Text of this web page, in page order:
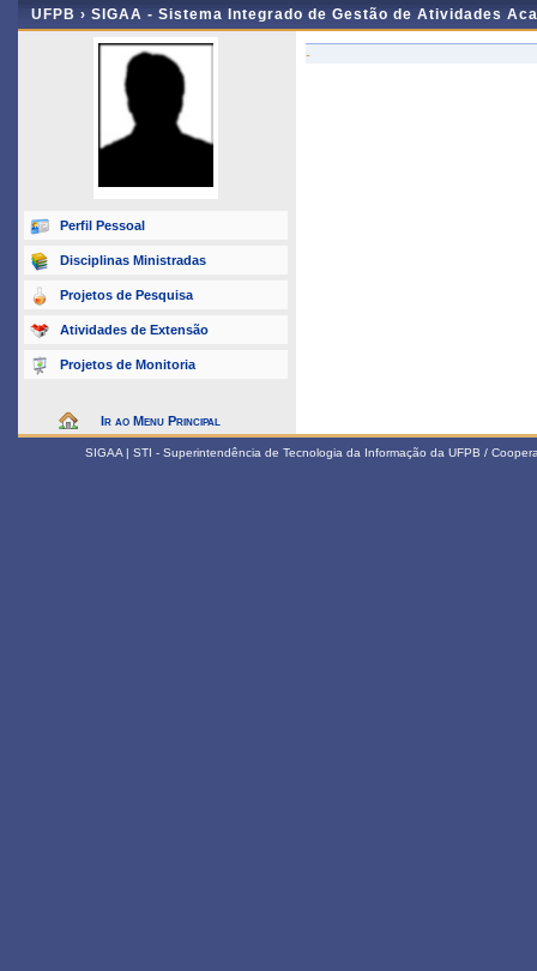
UFPB › SIGAA - Sistema Integrado de Gestão de Atividades
Perfil Pessoal
Disciplinas Ministradas
Projetos de Pesquisa
Atividades de Extensão
Projetos de Monitoria
Ir ao Menu Principal
-
SIGAA | STI - Superintendência de Tecnologia da Informação da UFPB /